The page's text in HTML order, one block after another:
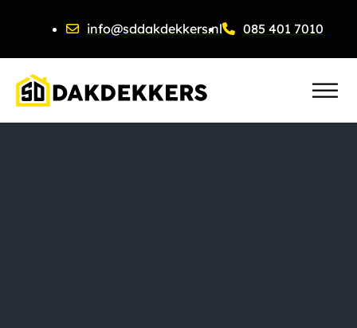
info@sddakdekkers.nl 085 401 7010